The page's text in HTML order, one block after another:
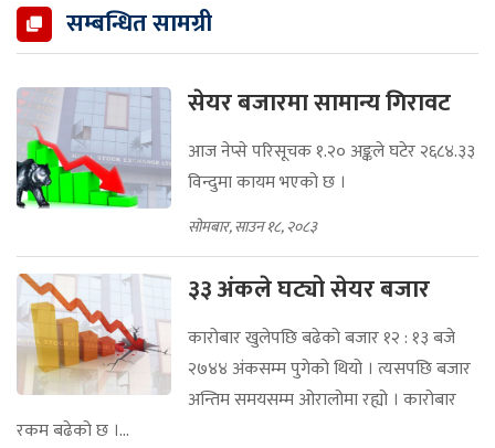
सम्बन्धित सामग्री
सेयर बजारमा सामान्य गिरावट
आज नेप्से परिसूचक १.२० अङ्कले घटेर २६८४.३३
विन्दुमा कायम भएको छ ।
सोमबार, साउन १८, २०८३
३३ अंकले घट्यो सेयर बजार
कारोबार खुलेपछि बढेको बजार १२ : १३ बजे
२७४४ अंकसम्म पुगेको थियो । त्यसपछि बजार
अन्तिम समयसम्म ओरालोमा रह्यो । कारोबार
रकम बढेको छ ।...